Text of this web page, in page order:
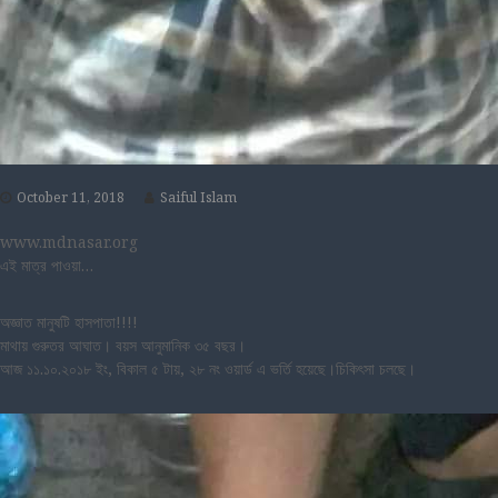
October 11, 2018 Saiful Islam
www.mdnasar.org
এই মাত্র পাওয়া…
অজ্ঞাত মানুষটি হাসপাতা!!!!
মাথায় গুরুতর আঘাত। বয়স আনুমানিক ৩৫ বছর।
আজ ১১.১০.২০১৮ ইং, বিকাল ৫ টায়, ২৮ নং ওয়ার্ড এ ভর্তি হয়েছে।চিকিৎসা চলছে।